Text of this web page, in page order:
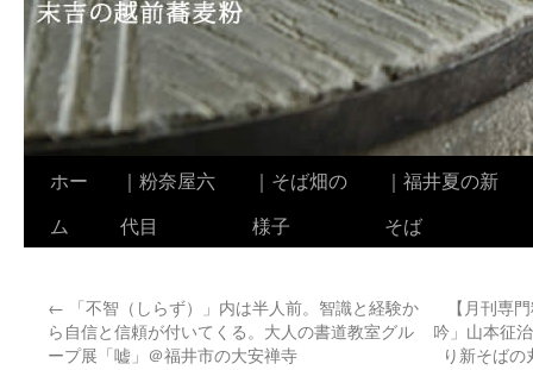
ン
ツ
ホー
ム
｜粉奈屋六
代目
｜そば畑の
様子
｜福井夏の新
そば
← 「不智（しらず）」内は半人前。智識と経験か
ら自信と信頼が付いてくる。大人の書道教室グル
ープ展「嘘」＠福井市の大安禅寺
【月刊専
吟」山本征
り新そば